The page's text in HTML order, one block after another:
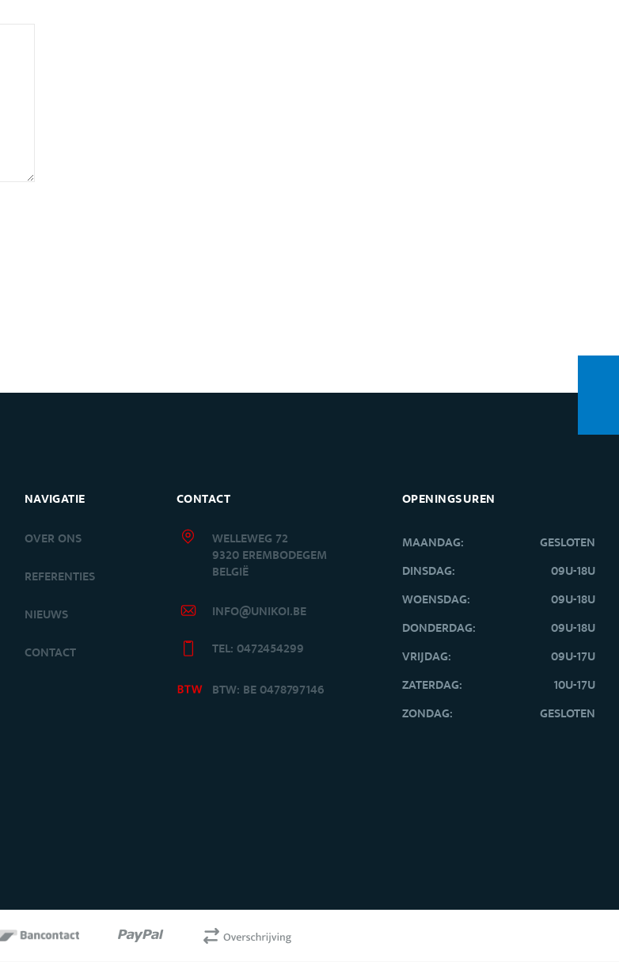
NAVIGATIE
OVER ONS
REFERENTIES
NIEUWS
CONTACT
CONTACT
WELLEWEG 72
9320 EREMBODEGEM
BELGIË
INFO@UNIKOI.BE
TEL: 0472454299
BTW: BE 0478797146
OPENINGSUREN
MAANDAG:
GESLOTEN
DINSDAG:
09U-18U
WOENSDAG:
09U-18U
DONDERDAG:
09U-18U
VRIJDAG:
09U-17U
ZATERDAG:
10U-17U
ZONDAG:
GESLOTEN